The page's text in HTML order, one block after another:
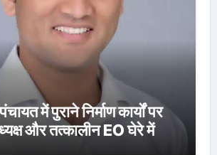
में पुराने निर्माण कार्यों पर
और तत्कालीन EO घेरे में